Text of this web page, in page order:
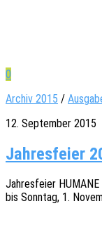
0
Archiv 2015 /
12. September 2015
Jahresfeier
Jahres­fei­er
bis Sonn­tag, 1.